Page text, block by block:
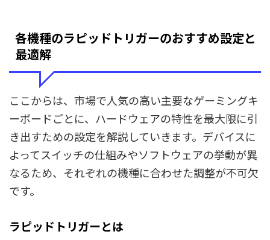
各機種のラピッドトリガーのおすすめ設定と
最適解
ここからは、市場で人気の高い主要なゲーミングキ
ーボードごとに、ハードウェアの特性を最大限に引
き出すための設定を解説していきます。デバイスに
よってスイッチの仕組みやソフトウェアの挙動が異
なるため、それぞれの機種に合わせた調整が不可欠
です。
ラピッドトリガーとは